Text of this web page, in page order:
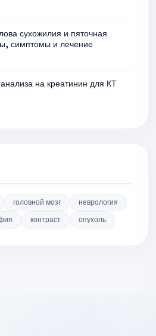
сухожилия и пяточная
симптомы и лечение
на креатинин для КТ
головной мозг
неврология
контраст опухоль